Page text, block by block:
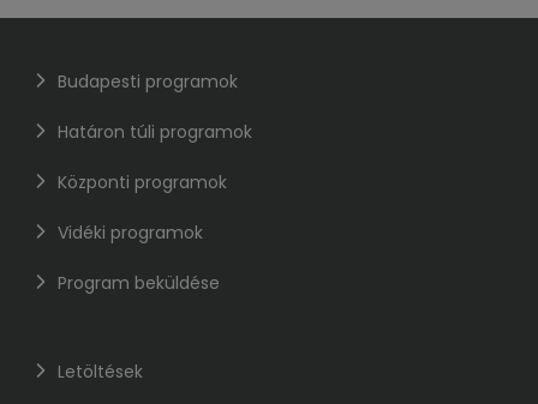
Budapesti programok
Határon túli programok
Központi programok
Vidéki programok
Program beküldése
Letöltések